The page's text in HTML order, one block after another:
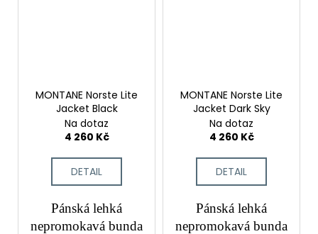
MONTANE Norste Lite
Jacket Black
Na dotaz
4 260 Kč
DETAIL
Pánská lehká
nepromokavá bunda
MONTANE Norste Lite
Jacket Dark Sky
Na dotaz
4 260 Kč
DETAIL
Pánská lehká
nepromokavá bunda